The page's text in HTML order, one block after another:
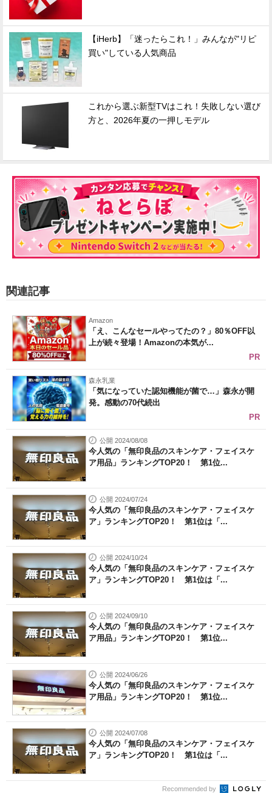
【iHerb】「迷ったらこれ！」みんなが"リピ
買い"している人気商品
これから選ぶ新型TVはこれ！失敗しない選び
方と、2026年夏の一押しモデル
関連記事
Amazon
「え、こんなセールやってたの？」80％OFF以
上が続々登場！Amazonの本気が...
PR
森永乳業
「気になっていた認知機能が菌で…」森永が開
発。感動の70代続出
PR
公開 2024/08/08
今人気の「無印良品のスキンケア・フェイスケ
ア用品」ランキングTOP20！ 第1位...
公開 2024/07/24
今人気の「無印良品のスキンケア・フェイスケ
ア」ランキングTOP20！ 第1位は「...
公開 2024/10/24
今人気の「無印良品のスキンケア・フェイスケ
ア」ランキングTOP20！ 第1位は「...
公開 2024/09/10
今人気の「無印良品のスキンケア・フェイスケ
ア用品」ランキングTOP20！ 第1位...
公開 2024/06/26
今人気の「無印良品のスキンケア・フェイスケ
ア用品」ランキングTOP20！ 第1位...
公開 2024/07/08
今人気の「無印良品のスキンケア・フェイスケ
ア」ランキングTOP20！ 第1位は「...
Recommended by